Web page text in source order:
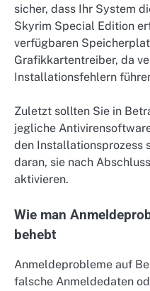
sicher, dass Ihr System
Skyrim Special Edition
verfügbaren
Grafikkartentreiber, da
Installationsfehlern
Zuletzt sollten Sie in
jegliche
den Installationsprozess
daran, sie nach
aktivieren.
Wie man
behebt
Anmeldeprobleme auf
falsche Anmeldedaten